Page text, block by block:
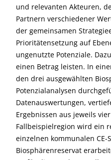
und relevanten Akteuren,
Partnern verschiedener
der gemeinsamen
Prioritätensetzung auf
ungenutzte Potenziale.
einen Betrag leisten. In
den drei ausgewählten
Potenzialanalysen
Datenauswertungen,
Ergebnissen aus jeweils
Fallbeispielregion wird ein
einzelnen kommunalen
Biosphärenreservat